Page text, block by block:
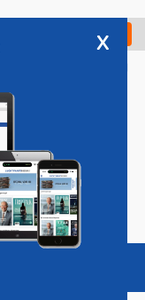
Check in
Vacatures
x